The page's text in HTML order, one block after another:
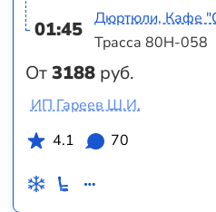
01:45
От3188 руб.
Дюртюли, Кафе
Трасса 80Н-058
ИП Гареев Ш.И.
4.1
70